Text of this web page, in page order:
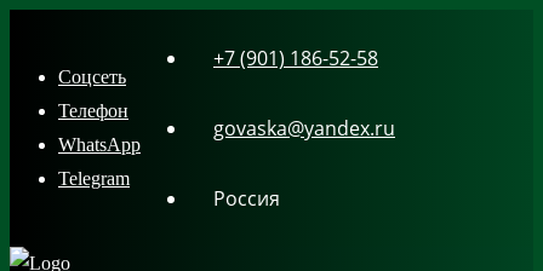
content
Соцсеть
Телефон
WhatsApp
Telegram
+7 (901) 186-52-58
govaska@yandex.ru
Россия